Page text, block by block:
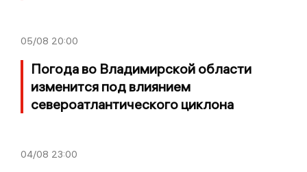
05/08 20:00
Погода во Владимирской области
изменится под влиянием
североатлантического циклона
04/08 23:00